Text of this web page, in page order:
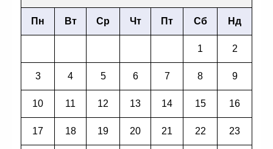
Пн Вт Ср Чт Пт Сб Нд
1 2
3 4 5 6 7 8 9
10 11 12 13 14 15 16
17 18 19 20 21 22 23